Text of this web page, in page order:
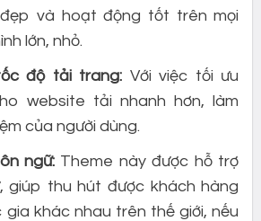
và hoạt động tốt trên mọi
lớn, nhỏ.
độ tải trang: Với việc tối ưu
website tải nhanh hơn, làm
của người dùng.
ngữ: Theme này được hỗ trợ
giúp thu hút được khách hàng
gia khác nhau trên thế giới, nếu